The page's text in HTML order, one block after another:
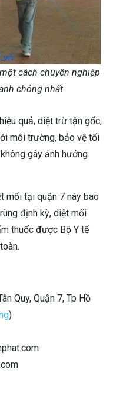
cách chuyên nghiệp
chóng nhất
quả, diệt trừ tận gốc,
môi trường, bảo vệ tối
gây ảnh hưởng
mối tại quận 7 này bao
định kỳ, diệt mối
thuốc được Bộ Y tế
Quy, Quận 7, Tp Hồ
)